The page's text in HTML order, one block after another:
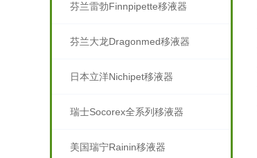
芬兰雷勃Finnpipette移液器
芬兰大龙Dragonmed移液器
日本立洋Nichipet移液器
瑞士Socorex全系列移液器
美国瑞宁Rainin移液器